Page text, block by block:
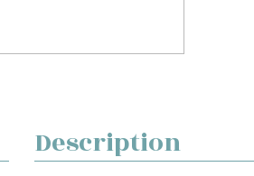
Description